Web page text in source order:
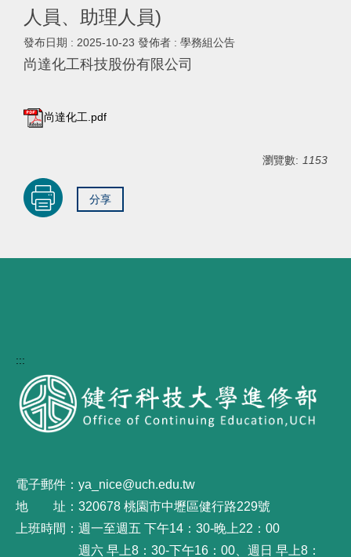
人員、助理人員)
發布日期 : 2025-10-23 發佈者 : 學務組公告
尚達化工科技股份有限公司
尚達化工.pdf
瀏覽數: 1153
分享
:::
電子郵件：ya_nice@uch.edu.tw
地 址：320678 桃園市中壢區健行路229號
上班時間：週一至週五 下午14：30-晚上22：00
週六 早上8：30-下午16：00、週日 早上8：